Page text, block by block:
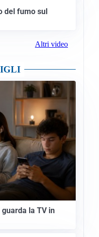
del fumo sul
Altri video
la TV in